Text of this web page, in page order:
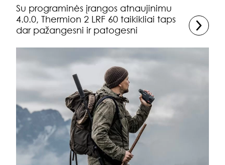
Su programinės įrangos atnaujinimu
4.0.0, Thermion 2 LRF 60 taikikliai taps
dar pažangesni ir patogesni